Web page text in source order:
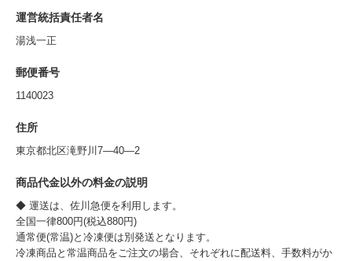
運営統括責任者名
湯浅一正
郵便番号
1140023
住所
東京都北区滝野川7―40―2
商品代金以外の料金の説明
◆ 運送は、佐川急便を利用します。
全国一律800円(税込880円)
通常便(常温)と冷凍便は別発送となります。
冷凍商品と常温商品をご注文の場合、それぞれに配送料、手数料がか